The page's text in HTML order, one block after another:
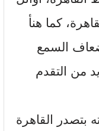
كما هنأ
السمع
من التقدم
بتصدر القاهرة